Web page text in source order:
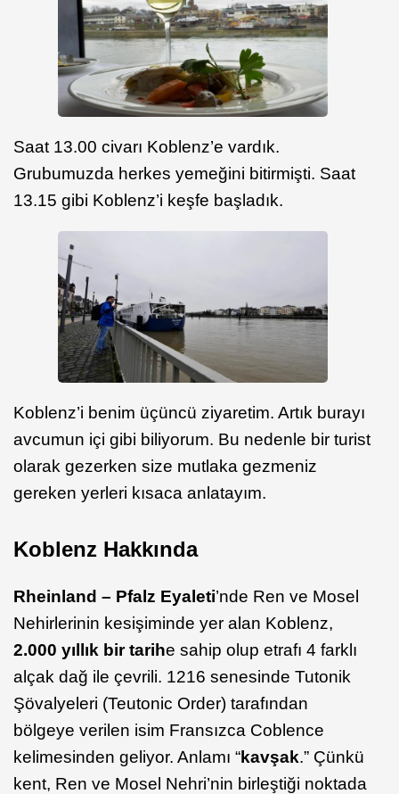
Saat 13.00 civarı Koblenz’e vardık.
Grubumuzda herkes yemeğini bitirmişti. Saat
13.15 gibi Koblenz’i keşfe başladık.
Koblenz’i benim üçüncü ziyaretim. Artık burayı
avcumun içi gibi biliyorum. Bu nedenle bir turist
olarak gezerken size mutlaka gezmeniz
gereken yerleri kısaca anlatayım.
Koblenz Hakkında
Rheinland – Pfalz Eyaleti’nde Ren ve Mosel
Nehirlerinin kesişiminde yer alan Koblenz,
2.000 yıllık bir tarihe sahip olup etrafı 4 farklı
alçak dağ ile çevrili. 1216 senesinde Tutonik
Şövalyeleri (Teutonic Order) tarafından
bölgeye verilen isim Fransızca Coblence
kelimesinden geliyor. Anlamı “kavşak.” Çünkü
kent, Ren ve Mosel Nehri’nin birleştiği noktada